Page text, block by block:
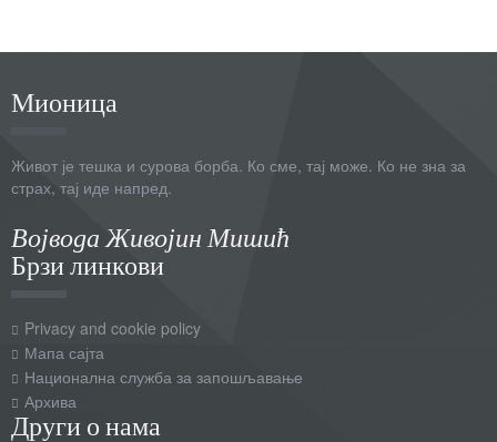
Мионица
Живот је тешка и сурова борба. Ко сме, тај може. Ко не зна за
страх, тај иде напред.
Војвода Живојин Мишић
Брзи линкови
Privacy and cookie policy
Мапа сајта
Национална служба за запошљавање
Архива
Други о нама